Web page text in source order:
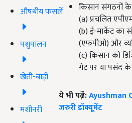
औषधीय फसलें
पशुपालन
खेती-बाड़ी
मशीनरी
किसान संगठनों के
(a) प्रचलित
(b) ई-मार्केट का
(एफपीओ) और
(c) किसान को
गेट पर या पसंद के
ये भी पढे़ं:Ayushman
जरुरी डॉक्यूमेंट